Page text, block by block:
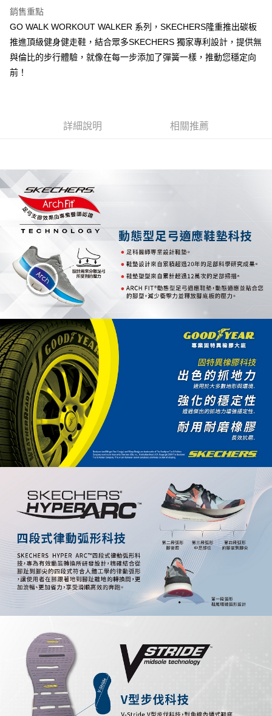
3.實際核准額度、可分期數及費用金額請依後續交易確認頁面所載為準。
4.訂單成立30分鐘內，如未前往確認交易或遇審核未通過，訂單將自動取
消。如遇「轉專審核」未通過狀況，表示未達大哥付你分期系統評分，恕無
法說明評估內容。
【繳款方式說明】
1.分期款項不併入電信帳單，「大哥付你分期」於每月結算日後寄送繳費提
資料（包含姓名、電話或地址）提供予台灣大哥大進項蒐集、處理及利用，
由本公司與您本人進行分期帳單所需資料之確認、核對及更正。
3.完整用戶服務條款，請詳閱以下連結：
宅配
銷售重點
GO WALK WORKOUT WALKER 系列，SKECHERS隆重推出碳板
推進頂級健身健走鞋，結合眾多SKECHERS 獨家專利設計，提供無
與倫比的步行體驗，就像在每一步添加了彈簧一樣，推動您穩定向
前！
詳細說明 相關推薦